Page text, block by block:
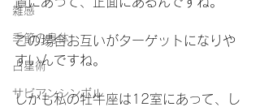
雑感
季節の身体
占星術
サビアンシンボル
この場合お互いがターゲットになりや
すいんですね。
しかも私の牡牛座は12室にあって、し